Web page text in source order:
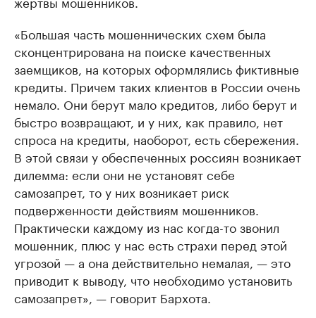
«Большая часть мошеннических схем была
сконцентрирована на поиске качественных
заемщиков, на которых оформлялись фиктивные
кредиты. Причем таких клиентов в России очень
немало. Они берут мало кредитов, либо берут и
быстро возвращают, и у них, как правило, нет
спроса на кредиты, наоборот, есть сбережения.
В этой связи у обеспеченных россиян возникает
дилемма: если они не установят себе
самозапрет, то у них возникает риск
подверженности действиям мошенников.
Практически каждому из нас когда-то звонил
мошенник, плюс у нас есть страхи перед этой
угрозой — а она действительно немалая, — это
приводит к выводу, что необходимо установить
самозапрет», — говорит Бархота.